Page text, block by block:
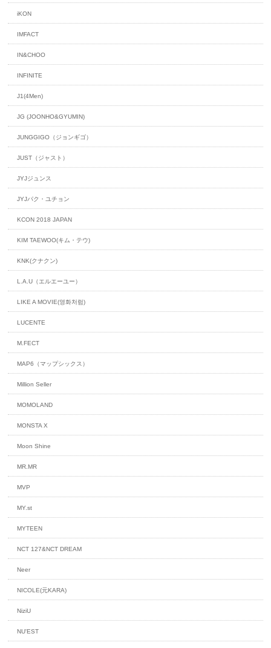
iKON
IMFACT
IN&CHOO
INFINITE
J1(4Men)
JG (JOONHO&GYUMIN)
JUNGGIGO（ジョンギゴ）
JUST（ジャスト）
JYJジュンス
JYJパク・ユチョン
KCON 2018 JAPAN
KIM TAEWOO(キム・テウ)
KNK(クナクン)
L.A.U（エルエーユー）
LIKE A MOVIE(영화처럼)
LUCENTE
M.FECT
MAP6（マップシックス）
Million Seller
MOMOLAND
MONSTA X
Moon Shine
MR.MR
MVP
MY.st
MYTEEN
NCT 127&NCT DREAM
Neer
NICOLE(元KARA)
NiziU
NU'EST